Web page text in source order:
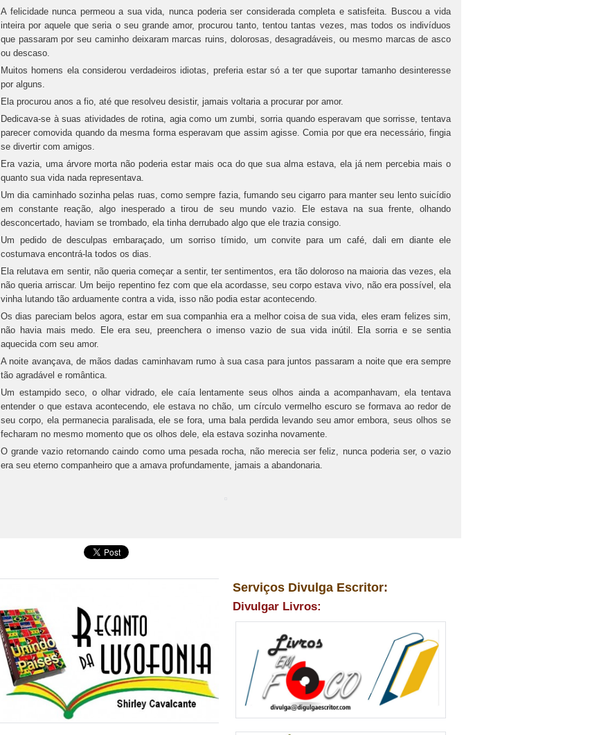
A felicidade nunca permeou a sua vida, nunca poderia ser considerada completa e satisfeita. Buscou a vida
inteira por aquele que seria o seu grande amor, procurou tanto, tentou tantas vezes, mas todos os indivíduos
que passaram por seu caminho deixaram marcas ruins, dolorosas, desagradáveis, ou mesmo marcas de asco
ou descaso.
Muitos homens ela considerou verdadeiros idiotas, preferia estar só a ter que suportar tamanho desinteresse
por alguns.
Ela procurou anos a fio, até que resolveu desistir, jamais voltaria a procurar por amor.
Dedicava-se à suas atividades de rotina, agia como um zumbi, sorria quando esperavam que sorrisse, tentava
parecer comovida quando da mesma forma esperavam que assim agisse. Comia por que era necessário, fingia
se divertir com amigos.
Era vazia, uma árvore morta não poderia estar mais oca do que sua alma estava, ela já nem percebia mais o
quanto sua vida nada representava.
Um dia caminhado sozinha pelas ruas, como sempre fazia, fumando seu cigarro para manter seu lento suicídio
em constante reação, algo inesperado a tirou de seu mundo vazio. Ele estava na sua frente, olhando
desconcertado, haviam se trombado, ela tinha derrubado algo que ele trazia consigo.
Um pedido de desculpas embaraçado, um sorriso tímido, um convite para um café, dali em diante ele
costumava encontrá-la todos os dias.
Ela relutava em sentir, não queria começar a sentir, ter sentimentos, era tão doloroso na maioria das vezes, ela
não queria arriscar. Um beijo repentino fez com que ela acordasse, seu corpo estava vivo, não era possível, ela
vinha lutando tão arduamente contra a vida, isso não podia estar acontecendo.
Os dias pareciam belos agora, estar em sua companhia era a melhor coisa de sua vida, eles eram felizes sim,
não havia mais medo. Ele era seu, preenchera o imenso vazio de sua vida inútil. Ela sorria e se sentia
aquecida com seu amor.
A noite avançava, de mãos dadas caminhavam rumo à sua casa para juntos passaram a noite que era sempre
tão agradável e romântica.
Um estampido seco, o olhar vidrado, ele caía lentamente seus olhos ainda a acompanhavam, ela tentava
entender o que estava acontecendo, ele estava no chão, um círculo vermelho escuro se formava ao redor de
seu corpo, ela permanecia paralisada, ele se fora, uma bala perdida levando seu amor embora, seus olhos se
fecharam no mesmo momento que os olhos dele, ela estava sozinha novamente.
O grande vazio retornando caindo como uma pesada rocha, não merecia ser feliz, nunca poderia ser, o vazio
era seu eterno companheiro que a amava profundamente, jamais a abandonaria.
Serviços Divulga Escritor:
Divulgar Livros: